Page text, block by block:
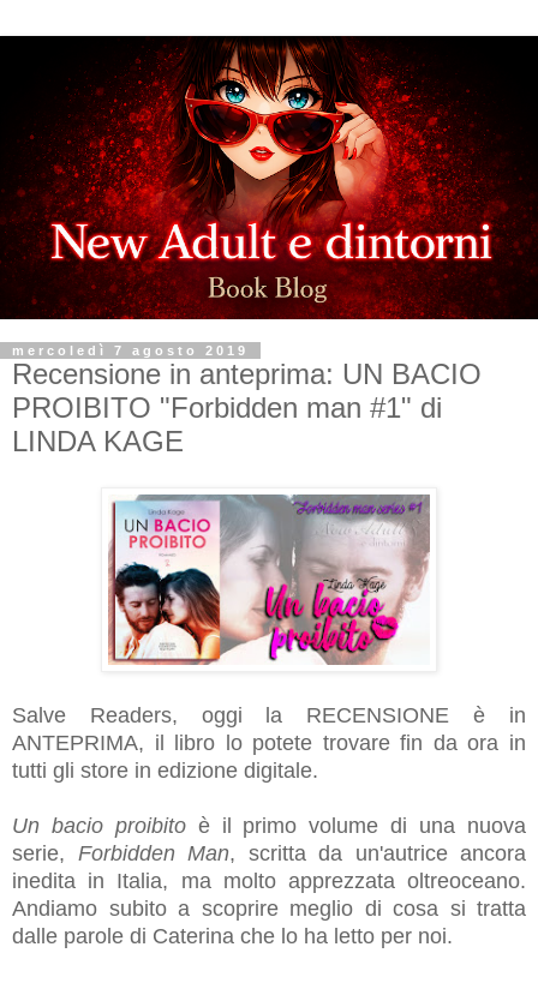
mercoledì 7 agosto 2019
Recensione in anteprima: UN BACIO
PROIBITO "Forbidden man #1" di
LINDA KAGE
Salve Readers, oggi la RECENSIONE è in
ANTEPRIMA, il libro lo potete trovare fin da ora in
tutti gli store in edizione digitale.
Un bacio proibitoè il primo volume di una nuova
serie, Forbidden Man, scritta da un'autrice ancora
inedita in Italia, ma molto apprezzata oltreoceano.
Andiamo subito a scoprire meglio di cosa si tratta
dalle parole di Caterina che lo ha letto per noi.